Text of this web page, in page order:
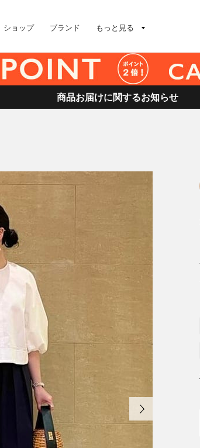
ショップ ブランド もっと見る
商品お届けに関するお知らせ